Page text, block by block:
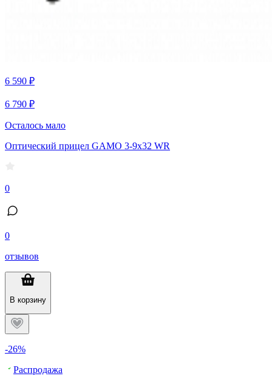
6 590 ₽
6 790 ₽
Осталось мало
Оптический прицел GAMO 3-9х32 WR
0
0
отзывов
В корзину
-26%
Распродажа